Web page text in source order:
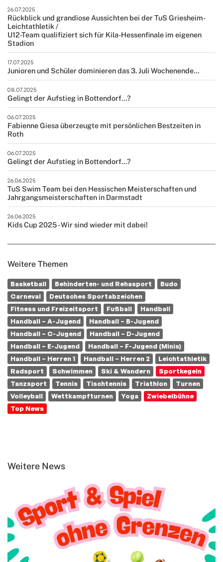
26.07.2025
Rückblick und grandiose Aussichten bei der TuS Griesheim-
Leichtathletik /
U12-Team qualifiziert sich für Kila-Hessenfinale im eigenen
Stadion
17.07.2025
Junioren und Schüler dominieren das 3. Juli Wochenende...
08.07.2025
Gelingt der Aufstieg in Bottendorf...?
06.07.2025
Fabienne Giesa überzeugte mit persönlichen Bestzeiten in
Roth
06.07.2025
Gelingt der Aufstieg in Bottendorf...?
26.06.2025
TuS Swim Team bei den Hessischen Meisterschaften und
Jahrgangsmeisterschaften in Darmstadt
26.06.2025
Kids Cup 2025 - Wir sind wieder mit dabei!
Weitere Themen
Basketball Behinderten- und Rehasport
Budo
Carneval
Deutsches Sportabzeichen
Fitness und Freizeitsport
Fußball
Handball
Handball – A-Jugend
Handball – B-Jugend
Handball – C-Jugend
Handball – D-Jugend
Handball – E-Jugend
Handball – F-Jugend (Minis)
Handball – Herren 1
Handball – Herren 2
Leichtathletik
Radsport
Schwimmen Ski & Wandern
Sportkegeln
Tanzsport
Tennis Tischtennis Triathlon
Turnen
Volleyball
Wettkampfturnen Yoga
Zwiebelbühne
Top News
Weitere News